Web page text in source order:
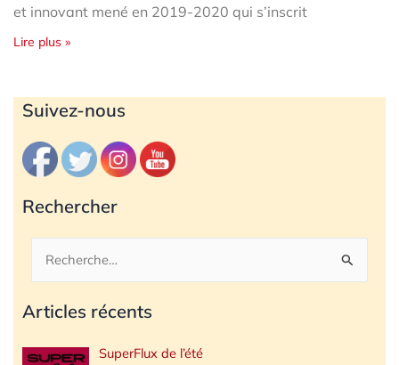
et innovant mené en 2019-2020 qui s’inscrit
Lire plus »
Suivez-nous
Rechercher
Rechercher :
Articles récents
SuperFlux de l’été
Archives